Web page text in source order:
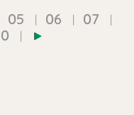
05 06
07